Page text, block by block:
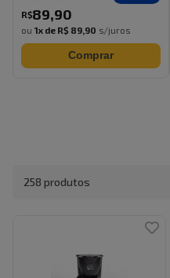
R$89,90
ou 1x de R$ 89,90 s/juros
Comprar
258 produtos